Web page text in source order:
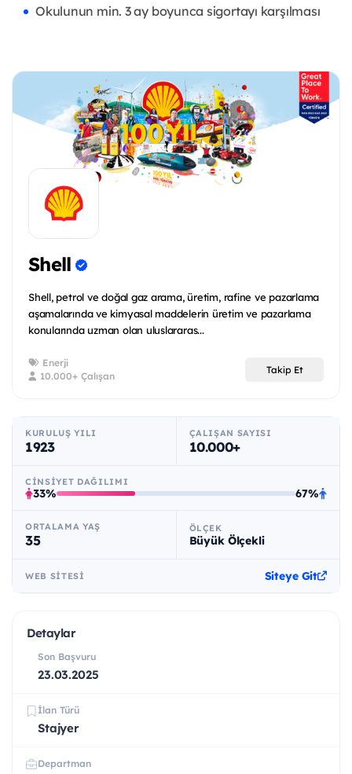
Okulunun min. 3 ay boyunca sigortayı karşılması
Shell
Shell, petrol ve doğal gaz arama, üretim, rafine ve pazarlama
aşamalarında ve kimyasal maddelerin üretim ve pazarlama
konularında uzman olan uluslararas...
Enerji
10.000+ Çalışan
Takip Et
KURULUŞ YILI
1923
ÇALIŞAN SAYISI
10.000+
CINSIYET DAĞILIMI
33% 67%
ORTALAMA YAŞ
35
ÖLÇEK
Büyük Ölçekli
WEB SITESI Siteye Git
Detaylar
Son Başvuru
23.03.2025
İlan Türü
Stajyer
Departman